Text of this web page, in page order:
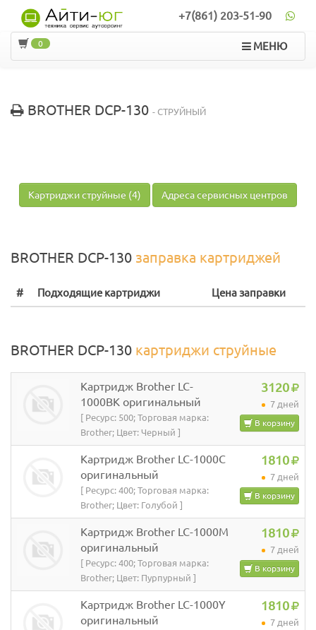
+7(861) 203-51-90
МЕНЮ
0
BROTHER DCP-130 - СТРУЙНЫЙ
Картриджи струйные (4) Адреса сервисных центров
BROTHER DCP-130 заправка картриджей
# Подходящие картриджи Цена заправки
BROTHER DCP-130 картриджи струйные
Картридж Brother LC-
1000BK оригинальный
[ Ресурс: 500; Торговая марка:
Brother; Цвет: Черный ]
3120
7 дней
В корзину
Картридж Brother LC-1000C
оригинальный
[ Ресурс: 400; Торговая марка:
Brother; Цвет: Голубой ]
1810
7 дней
В корзину
Картридж Brother LC-1000M
оригинальный
[ Ресурс: 400; Торговая марка:
Brother; Цвет: Пурпурный ]
1810
7 дней
В корзину
Картридж Brother LC-1000Y
оригинальный
1810
7 дней